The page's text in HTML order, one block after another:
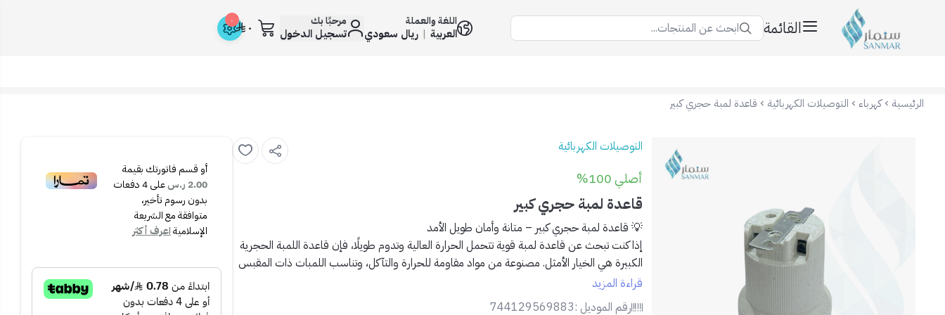
القائمة ابحث عن المنتجات... اللغة والعملة
العربية | ريال سعودي
مرحبًا بك
تسجيل الدخول
٠ ٠
الرئيسية كهرباء التوصيلات الكهربائية قاعدة لمبة حجري كبير
التوصيلات الكهربائية
أصلي 100%
قاعدة لمبة حجري كبير
💡 قاعدة لمبة حجري كبير – متانة وأمان طويل الأمد
إذا كنت تبحث عن قاعدة لمبة قوية تتحمل الحرارة العالية وتدوم طويلًا، فإن قاعدة اللمبة الحجرية
الكبيرة هي الخيار الأمثل. مصنوعة من مواد مقاومة للحرارة والتآكل، وتناسب اللمبات ذات المقبس
الكبير (E27).
✅ المميزات:🧱 مصنوعة من السيراميك المقاوم للحرارة العالية
قراءة المزيد
رقم الموديل :744129569883
أو قسم فاتورتك بقيمة
2.00 ر.س
على4دفعات
بدون رسوم تأخير،
متوافقة مع الشريعة
الإسلاميةاعرف أكثر